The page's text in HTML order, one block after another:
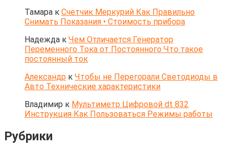
Тамара к Счетчик Меркурий Как Правильно
Снимать Показания • Стоимость прибора
Надежда к Чем Отличается Генератор
Переменного Тока от Постоянного Что такое
постоянный ток
Александр к Чтобы не Перегорали Светодиоды в
Авто Технические характеристики
Владимир к Мультиметр Цифровой dt 832
Инструкция Как Пользоваться Режимы работы
Рубрики